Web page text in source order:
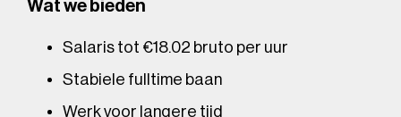
Wat we bieden
Salaris tot €18.02 bruto per uur
Stabiele fulltime baan
Werk voor langere tijd